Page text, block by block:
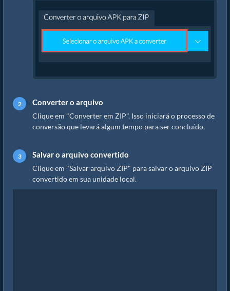
Converter o arquivo
Clique em "Converter em ZIP". Isso iniciará o processo de
conversão que levará algum tempo para ser concluído.
Salvar o arquivo convertido
Clique em "Salvar arquivo ZIP" para salvar o arquivo ZIP
convertido em sua unidade local.